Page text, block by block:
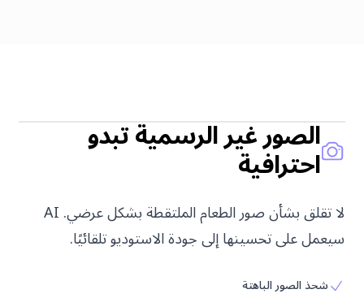
الصور غير الرسمية تبدو
احترافية
لا تقلق بشأن صور الطعام الملتقطة بشكل عرضي. AI
سيعمل على تحسينها إلى جودة الاستوديو تلقائيًا.
شحذ الصور الباهتة